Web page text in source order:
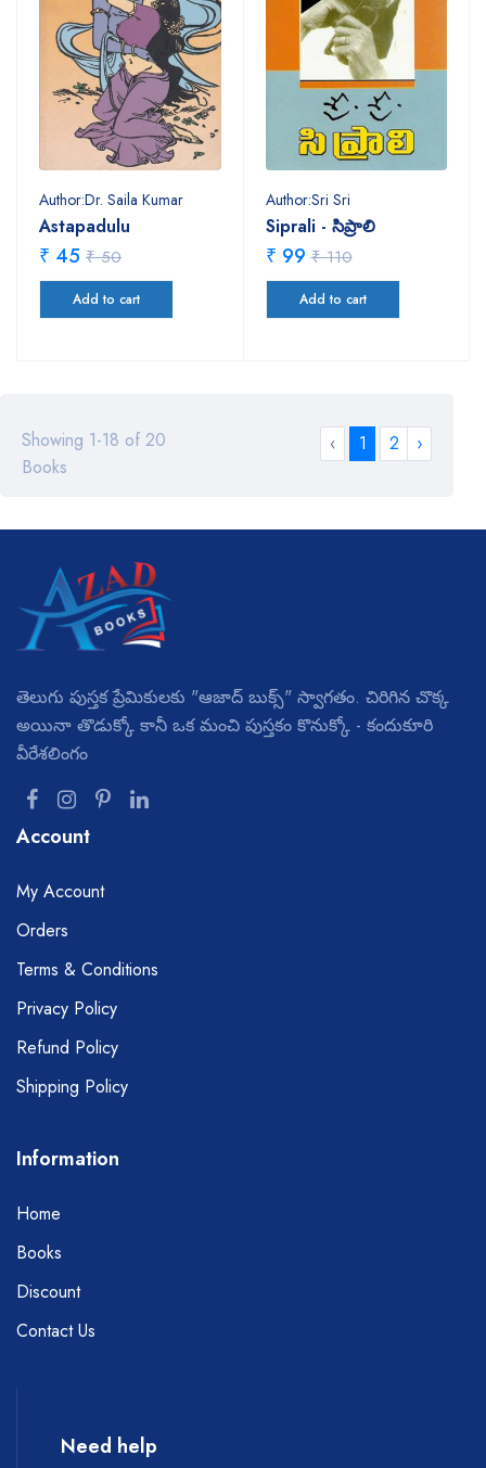
Author:Dr. Saila Kumar
Astapadulu
₹ 45 ₹ 50
Add to cart
Author:Sri Sri
Siprali - సిప్రాలి
₹ 99 ₹ 110
Add to cart
Showing 1-18 of 20
Books
‹ 1 2 ›
తెలుగు పుస్తక ప్రేమికులకు "ఆజాద్ బుక్స్" స్వాగతం. చిరిగిన చొక్క
అయినా తొడుక్కో కానీ ఒక మంచి పుస్తకం కొనుక్కో - కందుకూరి
వీరేశలింగం
Account
My Account
Orders
Terms & Conditions
Privacy Policy
Refund Policy
Shipping Policy
Information
Home
Books
Discount
Contact Us
Need help